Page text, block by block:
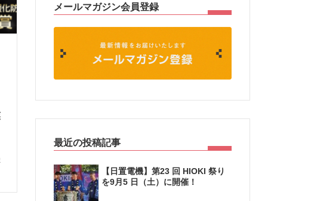
メールマガジン会員登録
最近の投稿記事
【日置電機】第23 回 HIOKI 祭り
を9月5 日（土）に開催！